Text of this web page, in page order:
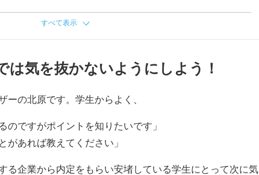
すべて表示
は気を抜かないようにしよう！
ーの北原です。学生からよく、
のですがポイントを知りたいです」
があれば教えてください」
る企業から内定をもらい安堵している学生にとって次に気